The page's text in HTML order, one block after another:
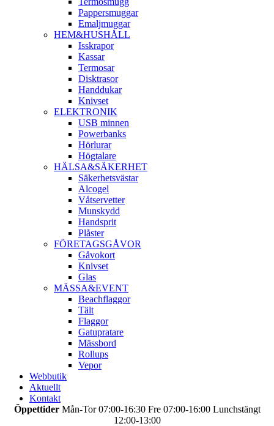
Pappersmuggar
Emaljmuggar
HEM&HUSHÅLL
Isskrapor
Kassar
Termosar
Disktrasor
Handdukar
Knivset
ELEKTRONIK
USB minnen
Powerbanks
Hörlurar
Högtalare
HÄLSA&SÄKERHET
Säkerhetsvästar
Alcogel
Våtservetter
Munskydd
Handsprit
Plåster
FÖRETAGSGÅVOR
Gåvokort
Knivset
Glas
MÄSSA&EVENT
Beachflaggor
Tält
Flaggor
Gatupratare
Mässbord
Rollups
Vepor
Webbutik
Aktuellt
Kontakt
ÖppettiderMån-Tor 07:00-16:30 Fre 07:00-16:00 Lunchstängt
12:00-13:00